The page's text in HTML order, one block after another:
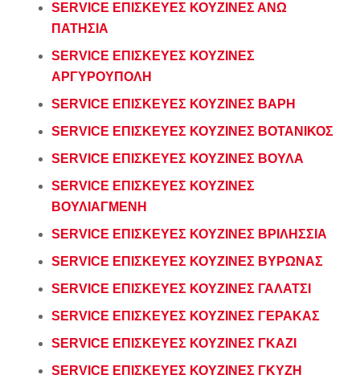
SERVICE ΕΠΙΣΚΕΥΕΣ ΚΟΥΖΙΝΕΣ ΑΝΩ
ΠΑΤΗΣΙΑ
SERVICE ΕΠΙΣΚΕΥΕΣ ΚΟΥΖΙΝΕΣ
ΑΡΓΥΡΟΥΠΟΛΗ
SERVICE ΕΠΙΣΚΕΥΕΣ ΚΟΥΖΙΝΕΣ ΒΑΡΗ
SERVICE ΕΠΙΣΚΕΥΕΣ ΚΟΥΖΙΝΕΣ ΒΟΤΑΝΙΚΟΣ
SERVICE ΕΠΙΣΚΕΥΕΣ ΚΟΥΖΙΝΕΣ ΒΟΥΛΑ
SERVICE ΕΠΙΣΚΕΥΕΣ ΚΟΥΖΙΝΕΣ
ΒΟΥΛΙΑΓΜΕΝΗ
SERVICE ΕΠΙΣΚΕΥΕΣ ΚΟΥΖΙΝΕΣ ΒΡΙΛΗΣΣΙΑ
SERVICE ΕΠΙΣΚΕΥΕΣ ΚΟΥΖΙΝΕΣ ΒΥΡΩΝΑΣ
SERVICE ΕΠΙΣΚΕΥΕΣ ΚΟΥΖΙΝΕΣ ΓΑΛΑΤΣΙ
SERVICE ΕΠΙΣΚΕΥΕΣ ΚΟΥΖΙΝΕΣ ΓΕΡΑΚΑΣ
SERVICE ΕΠΙΣΚΕΥΕΣ ΚΟΥΖΙΝΕΣ ΓΚΑΖΙ
SERVICE ΕΠΙΣΚΕΥΕΣ ΚΟΥΖΙΝΕΣ ΓΚΥΖΗ